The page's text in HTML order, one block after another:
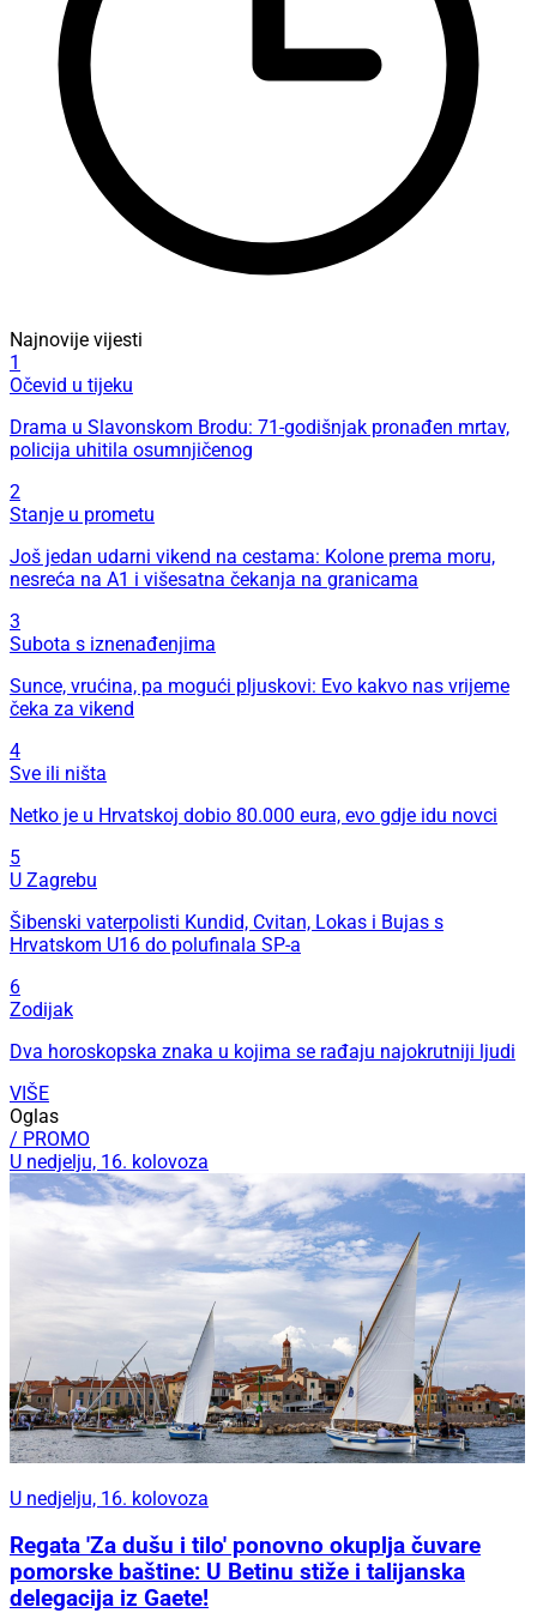
Najnovije vijesti
1
Očevid u tijeku
Drama u Slavonskom Brodu: 71-godišnjak pronađen mrtav,
policija uhitila osumnjičenog
2
Stanje u prometu
Još jedan udarni vikend na cestama: Kolone prema moru,
nesreća na A1 i višesatna čekanja na granicama
3
Subota s iznenađenjima
Sunce, vrućina, pa mogući pljuskovi: Evo kakvo nas vrijeme
čeka za vikend
4
Sve ili ništa
Netko je u Hrvatskoj dobio 80.000 eura, evo gdje idu novci
5
U Zagrebu
Šibenski vaterpolisti Kundid, Cvitan, Lokas i Bujas s
Hrvatskom U16 do polufinala SP-a
6
Zodijak
Dva horoskopska znaka u kojima se rađaju najokrutniji ljudi
VIŠE
Oglas
/ PROMO
U nedjelju, 16. kolovoza
U nedjelju, 16. kolovoza
Regata 'Za dušu i tilo' ponovno okuplja čuvare
pomorske baštine: U Betinu stiže i talijanska
delegacija iz Gaete!